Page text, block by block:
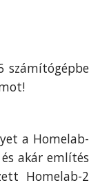
számítógépbe
a Homelab-
akár említés
Homelab-2